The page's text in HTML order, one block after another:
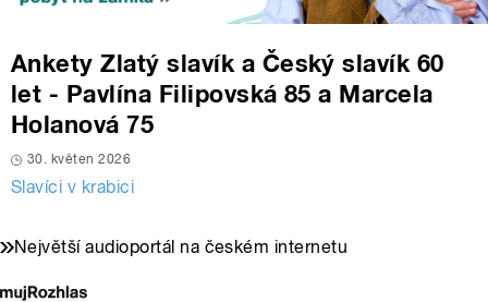
Ankety Zlatý slavík a Český slavík 60
let - Pavlína Filipovská 85 a Marcela
Holanová 75
30. květen 2026
Slavíci v krabici
Největší audioportál na českém internetu